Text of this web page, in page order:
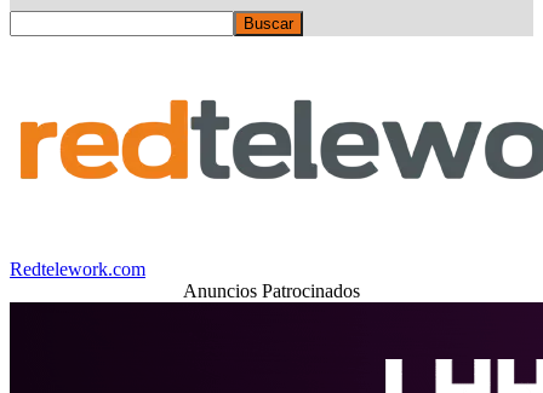
Redtelework.com
Anuncios Patrocinados